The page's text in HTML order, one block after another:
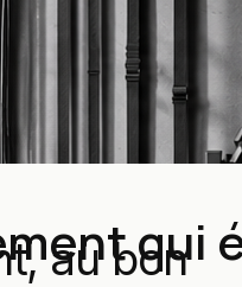
qui
au bon